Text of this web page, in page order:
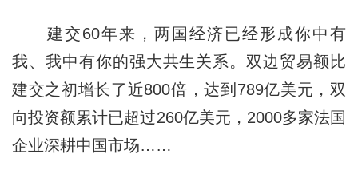
建交60年来，两国经济已经形成你中有
我、我中有你的强大共生关系。双边贸易额比
建交之初增长了近800倍，达到789亿美元，双
向投资额累计已超过260亿美元，2000多家法国
企业深耕中国市场……